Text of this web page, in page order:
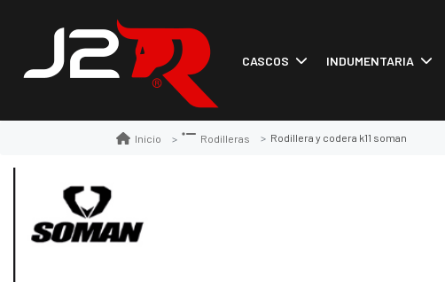
CASCOS INDUMENTARIA
Inicio Rodilleras Rodillera y codera k11 soman